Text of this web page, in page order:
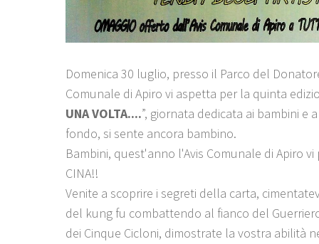
Domenica 30 luglio, presso il Parco del
Comunale di Apiro vi aspetta per la quinta
UNA VOLTA....”, giornata dedicata ai bambini e
fondo, si sente ancora bambino.
Bambini, quest'anno l'Avis Comunale di Apiro
CINA!!
Venite a scoprire i segreti della carta,
del kung fu combattendo al fianco del
dei Cinque Cicloni, dimostrate la vostra abilità